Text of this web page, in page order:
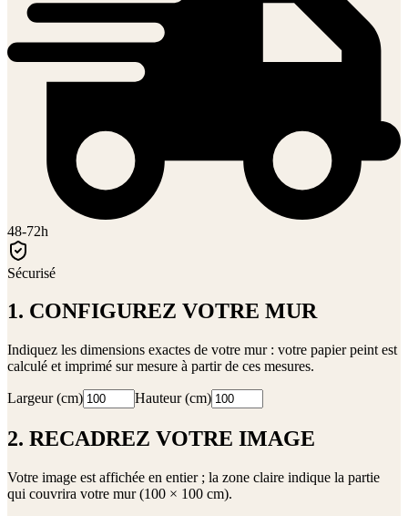
48-72h
Sécurisé
1. CONFIGUREZ VOTRE MUR
Indiquez les dimensions exactes de votre mur : votre papier peint est
calculé et imprimé sur mesure à partir de ces mesures.
Largeur (cm) Hauteur (cm)
2. RECADREZ VOTRE IMAGE
Votre image est affichée en entier ; la zone claire indique la partie
qui couvrira votre mur (100 × 100 cm).